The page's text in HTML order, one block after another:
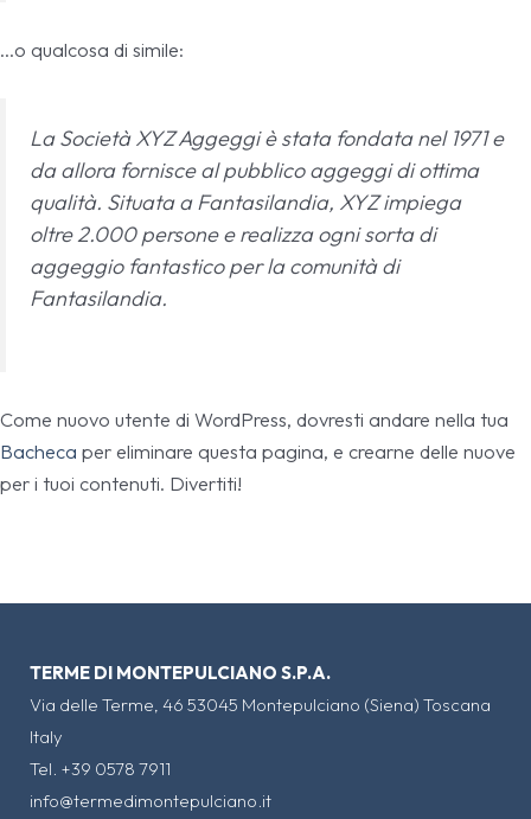
…o qualcosa di simile:
La Società XYZ Aggeggi è stata fondata nel 1971 e
da allora fornisce al pubblico aggeggi di ottima
qualità. Situata a Fantasilandia, XYZ impiega
oltre 2.000 persone e realizza ogni sorta di
aggeggio fantastico per la comunità di
Fantasilandia.
Come nuovo utente di WordPress, dovresti andare nella tua
Bacheca per eliminare questa pagina, e crearne delle nuove
per i tuoi contenuti. Divertiti!
TERME DI MONTEPULCIANO S.P.A.
Via delle Terme, 46 53045 Montepulciano (Siena) Toscana
Italy
Tel. +39 0578 7911
info@termedimontepulciano.it